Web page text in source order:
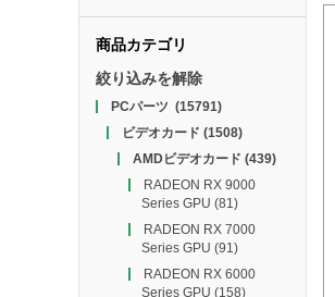
商品カテゴリ
絞り込みを解除
PCパーツ (15791)
ビデオカード (1508)
AMDビデオカード (439)
RADEON RX 9000
Series GPU (81)
RADEON RX 7000
Series GPU (91)
RADEON RX 6000
Series GPU (158)